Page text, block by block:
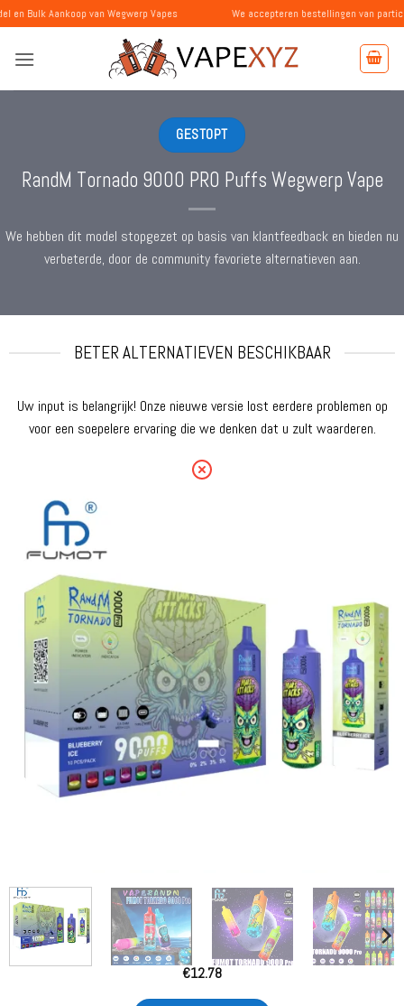
Ga
naar
inhoud
van Wegwerp Vapes We accepteren bestellingen van particulieren en
GESTOPT
RandM Tornado 9000 PRO Puffs Wegwerp Vape
We hebben dit model stopgezet op basis van klantfeedback en bieden nu
verbeterde, door de community favoriete alternatieven aan.
BETER ALTERNATIEVEN BESCHIKBAAR
Uw input is belangrijk! Onze nieuwe versie lost eerdere problemen op
voor een soepelere ervaring die we denken dat u zult waarderen.
€12.78